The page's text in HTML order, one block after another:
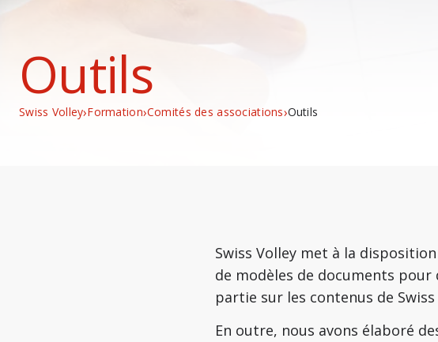
Outils
Swiss Volley›Formation›Comités des associations›Outils
Swiss Volley met à la
de modèles de documents pour
partie sur les contenus de
En outre, nous avons élaboré